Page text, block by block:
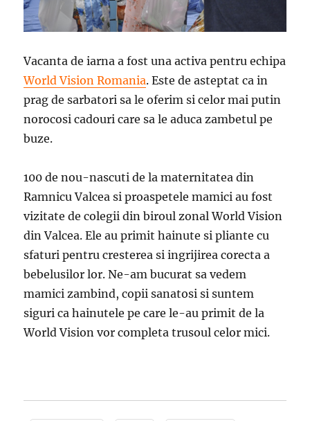
Vacanta de iarna a fost una activa pentru echipa
World Vision Romania. Este de asteptat ca in
prag de sarbatori sa le oferim si celor mai putin
norocosi cadouri care sa le aduca zambetul pe
buze.
100 de nou-nascuti de la maternitatea din
Ramnicu Valcea si proaspetele mamici au fost
vizitate de colegii din biroul zonal World Vision
din Valcea. Ele au primit hainute si pliante cu
sfaturi pentru cresterea si ingrijirea corecta a
bebelusilor lor. Ne-am bucurat sa vedem
mamici zambind, copii sanatosi si suntem
siguri ca hainutele pe care le-au primit de la
World Vision vor completa trusoul celor mici.